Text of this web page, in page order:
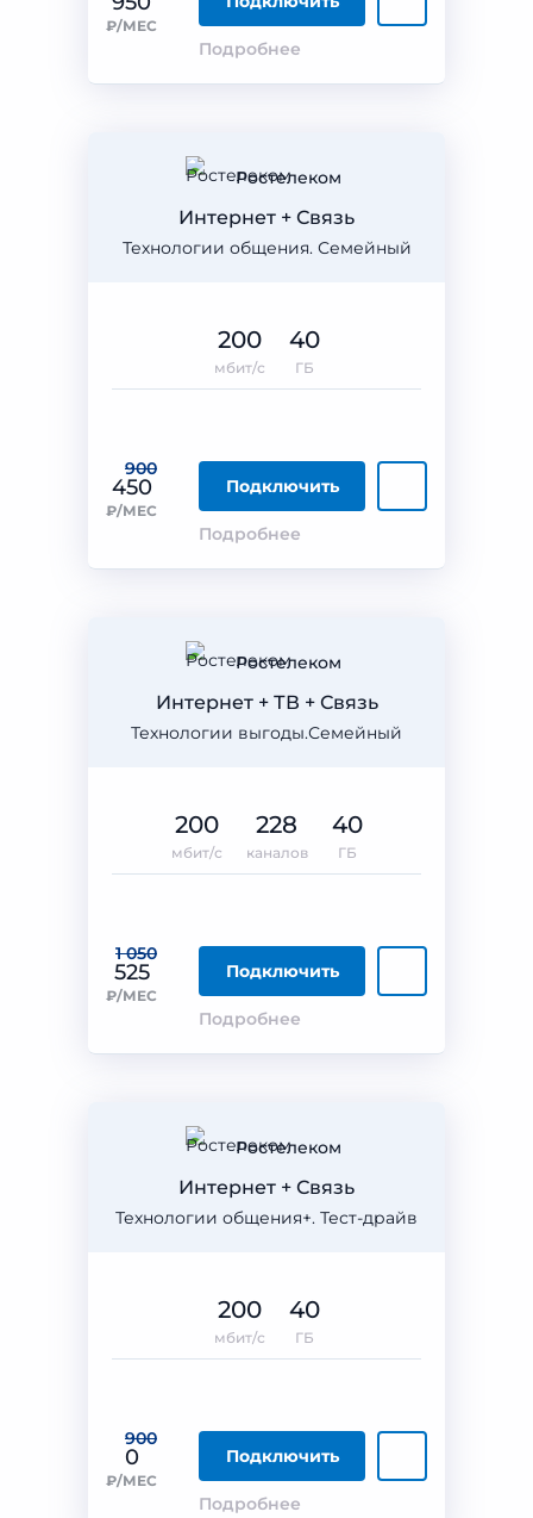
₽/МЕС
Подробнее
Ростелеком
Технологии общения. Семейный
Интернет + Связь
900
450
₽/МЕС
Подключить
Подробнее
200
мбит/с
40
ГБ
Ростелеком
Технологии выгоды.Семейный
Интернет + ТВ + Связь
1 050
525
₽/МЕС
Подключить
Подробнее
200
мбит/с
228
каналов
40
ГБ
Ростелеком
Технологии общения+. Тест-драйв
Интернет + Связь
900
0
₽/МЕС
Подключить
Подробнее
200
мбит/с
40
ГБ